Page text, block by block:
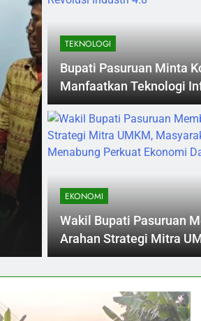
HUKUM 4 Months Ago
Duka di Rel
Wanita
Tragis
Kehidupan terkadang
pahami sepenuhnya.
TEKNOLOGI
Bupati Pasuruan Minta
Manfaatkan Teknologi
di Revolusi Industri 4.0
EKONOMI
Wakil Bupati Pasuruan
Arahan Strategi Mitra
Masyarakat Menabung
Ekonomi Daerah